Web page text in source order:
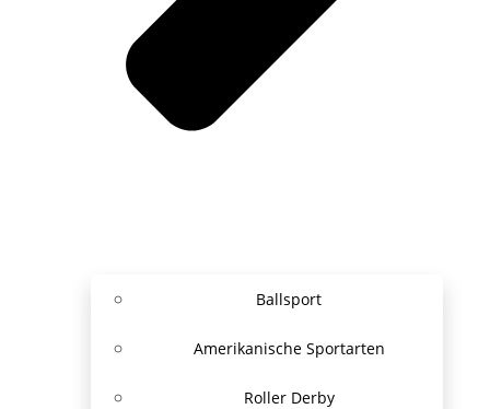
Ballsport
Amerikanische Sportarten
Roller Derby